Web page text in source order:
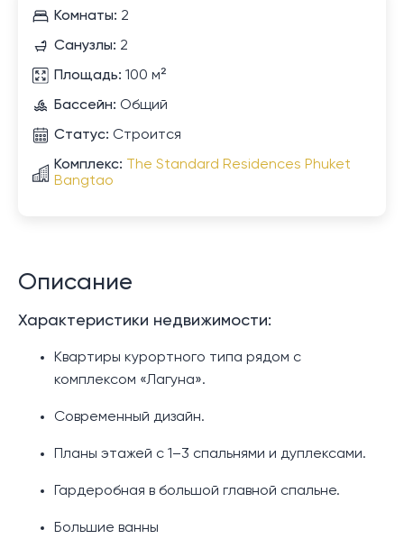
Комнаты: 2
Санузлы: 2
Площадь: 100 м²
Бассейн: Общий
Статус: Строится
Комплекс:
The Standard Residences Phuket
Bangtao
Описание
Характеристики недвижимости:
Квартиры курортного типа рядом с
комплексом «Лагуна».
Современный дизайн.
Планы этажей с 1–3 спальнями и дуплексами.
Гардеробная в большой главной спальне.
Большие ванны